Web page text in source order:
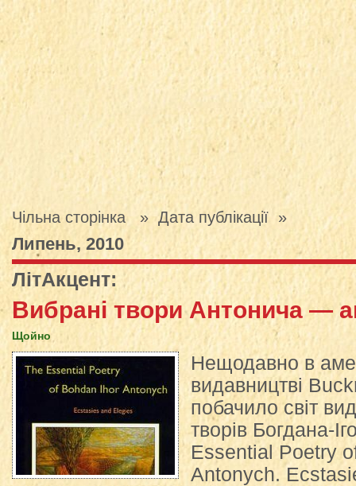
Чільна сторінка » Дата публікації »
Липень, 2010
ЛітАкцент:
Вибрані твори Антонича —
Щойно
Нещодавно в
видавництві
побачило світ
творів Богдана-
Essential Poetry
Antonych.